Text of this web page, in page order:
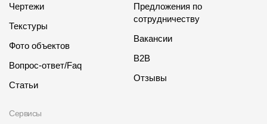
Чертежи
Текстуры
Фото объектов
Вопрос-ответ/Faq
Статьи
Сервисы
Предложения по
сотрудничеству
Вакансии
B2B
Отзывы